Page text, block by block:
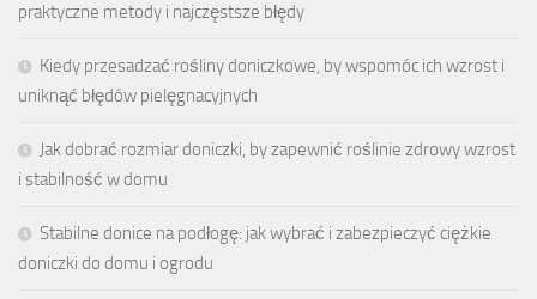
praktyczne metody i najczęstsze błędy
Kiedy przesadzać rośliny doniczkowe, by wspomóc ich wzrost i
uniknąć błędów pielęgnacyjnych
Jak dobrać rozmiar doniczki, by zapewnić roślinie zdrowy wzrost
i stabilność w domu
Stabilne donice na podłogę: jak wybrać i zabezpieczyć ciężkie
doniczki do domu i ogrodu